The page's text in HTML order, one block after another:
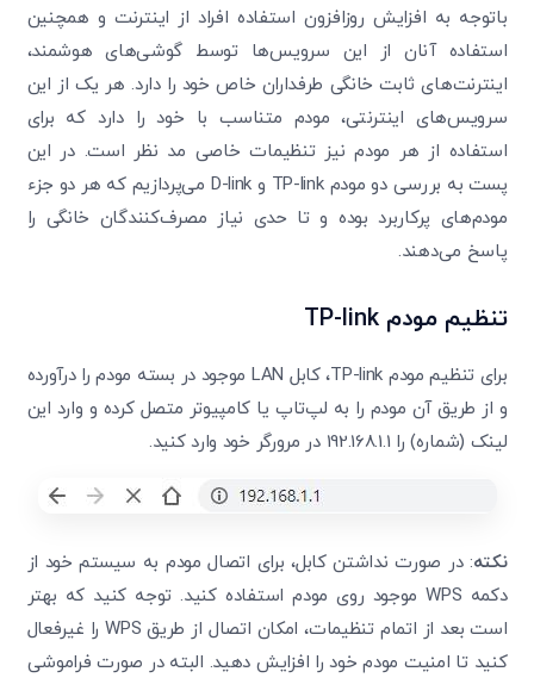
باتوجه به افزایش روزافزون استفاده افراد از اینترنت و همچنین
استفاده آنان از این سرویس‌ها توسط گوشی‌های هوشمند،
اینترنت‌های ثابت خانگی طرفداران خاص خود را دارد. هر یک از این
سرویس‌های اینترنتی، مودم متناسب با خود را دارد که برای
استفاده از هر مودم نیز تنظیمات خاصی مد نظر است. در این
پست به بررسی دو مودم TP-link و D-link می‌پردازیم که هر دو جزء
مودم‌های پرکاربرد بوده و تا حدی نیاز مصرف‌کنندگان خانگی را
پاسخ می‌دهند.
تنظیم مودم TP-link
برای تنظیم مودم TP-link، کابل LAN موجود در بسته مودم را درآورده
و از طریق آن مودم را به لپ‌تاپ یا کامپیوتر متصل کرده و وارد این
لینک (شماره) را 192.168.1.1 در مرورگر خود وارد کنید.
نکته: در صورت نداشتن کابل، برای اتصال مودم به سیستم خود از
دکمه WPS موجود روی مودم استفاده کنید. توجه کنید که بهتر
است بعد از اتمام تنظیمات، امکان اتصال از طریق WPS را غیرفعال
کنید تا امنیت مودم خود را افزایش دهید. البته در صورت فراموشی